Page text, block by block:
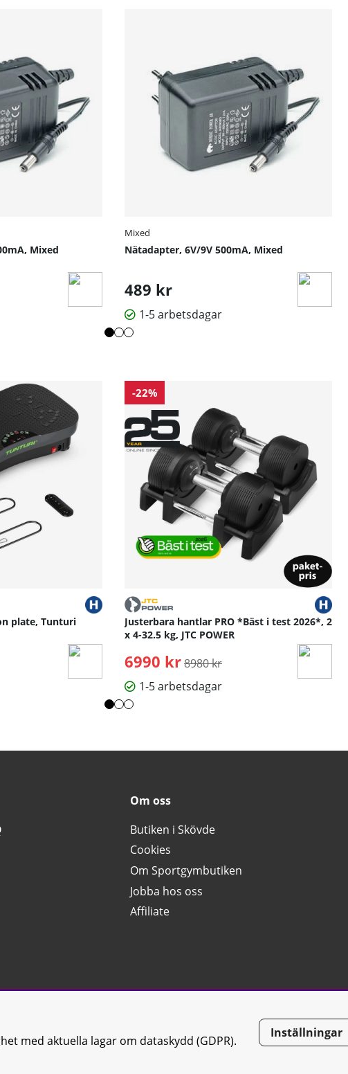
Mixed
Mixed
Nätadapter, 6V/9V 500mA, Mixed
489 kr
1-5 arbetsdagar
plate, Tunturi
-22%
Justerbara hantlar PRO *Bäst i test 2026*, 2
x 4-32.5 kg, JTC POWER
6990 kr Ordinarie pris:
8980 kr
1-5 arbetsdagar
Om oss
Butiken i Skövde
Cookies
Om Sportgymbutiken
Jobba hos oss
Affiliate
AB |Kontakta oss| All rights reserved | Org.nr: 556668-7058 | Tel: 0500-42 87 00
med aktuella lagar om dataskydd (GDPR).
Inställningar